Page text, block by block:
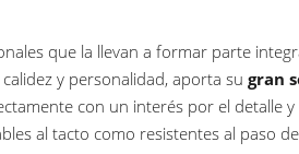
que la llevan a formar parte
y personalidad, aporta su gran
con un interés por el detalle
al tacto como resistentes al paso